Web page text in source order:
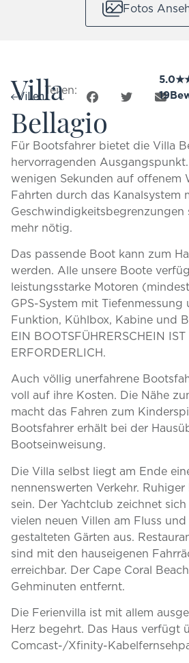
Fotos
VillenTeilen:
Villa
Bellagio
5.0★
19
Für Bootsfahrer bietet die Villa
hervorragenden
wenigen Sekunden auf offenem
Fahrten durch das Kanalsystem
mehr nötig.
Das passende Boot kann zum
werden. Alle unsere Boote
leistungsstarke Motoren
GPS-System mit
Funktion, Kühlbox, Kabine und
EIN BOOTSFÜHRERSCHEIN
ERFORDERLICH.
Auch völlig unerfahrene
voll auf ihre Kosten. Die Nähe
macht das Fahren zum
Bootsfahrer erhält bei der
Bootseinweisung.
Die Villa selbst liegt am Ende
nennenswerten Verkehr.
sein. Der Yachtclub zeichnet
vielen neuen Villen am Fluss
gestalteten Gärten aus.
sind mit den hauseigenen
erreichbar. Der Cape Coral
Gehminuten entfernt.
Die Ferienvilla ist mit allem
Herz begehrt. Das Haus verfügt
Comcast-/Xfinity-